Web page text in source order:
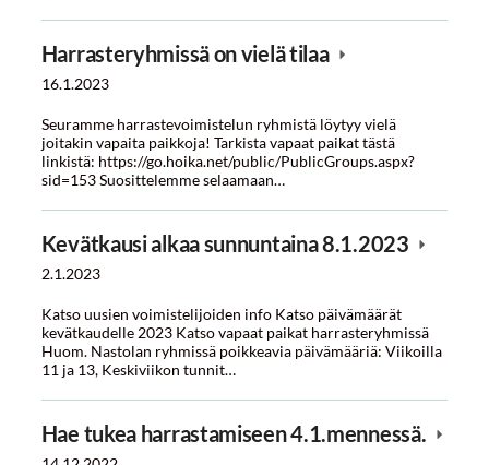
Harrasteryhmissä on vielä tilaa
16.1.2023
Seuramme harrastevoimistelun ryhmistä löytyy vielä
joitakin vapaita paikkoja! Tarkista vapaat paikat tästä
linkistä: https://go.hoika.net/public/PublicGroups.aspx?
sid=153 Suosittelemme selaamaan…
Kevätkausi alkaa sunnuntaina 8.1.2023
2.1.2023
Katso uusien voimistelijoiden info Katso päivämäärät
kevätkaudelle 2023 Katso vapaat paikat harrasteryhmissä
Huom. Nastolan ryhmissä poikkeavia päivämääriä: Viikoilla
11 ja 13, Keskiviikon tunnit…
Hae tukea harrastamiseen 4.1.mennessä.